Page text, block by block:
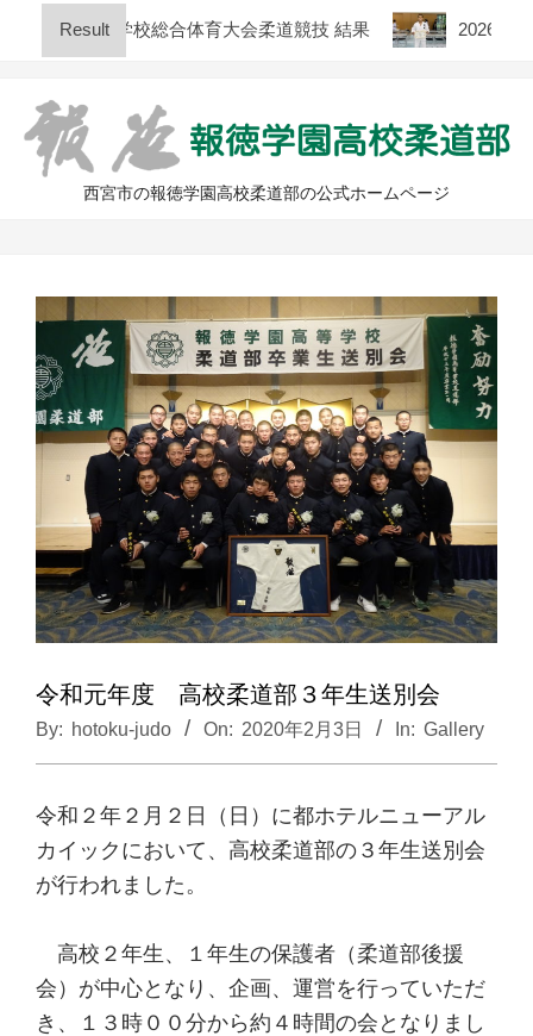
Result
高等学校総合体育大会柔道競技 結果 2026年度 全日
西宮市の報徳学園高校柔道部の公式ホームページ
Menu
令和元年度 高校柔道部３年生送別会
By: hotoku-judo On: 2020年2月3日 In: Gallery
令和２年２月２日（日）に都ホテルニューアル
カイックにおいて、高校柔道部の３年生送別会
が行われました。
高校２年生、１年生の保護者（柔道部後援
会）が中心となり、企画、運営を行っていただ
き、１３時００分から約４時間の会となりまし